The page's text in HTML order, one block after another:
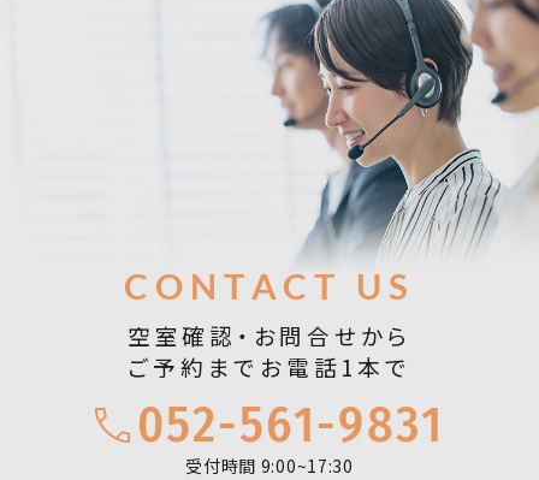
お問合せ
CONTACT US
空室確認・お問合せから
ご予約までお電話1本で
052-561-9831
受付時間 9:00~17:30